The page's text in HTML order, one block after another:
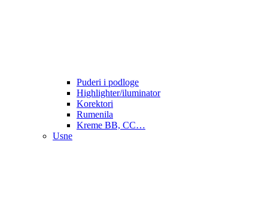
Puderi i podloge
Highlighter/iluminator
Korektori
Rumenila
Kreme BB, CC…
Usne